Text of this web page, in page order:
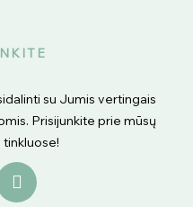
su Jumis vertingais
Prisijunkite prie mūsų